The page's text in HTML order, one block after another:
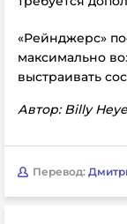
«Рейнджерс»
максимально
выстраивать
Автор: Billy
Перевод: